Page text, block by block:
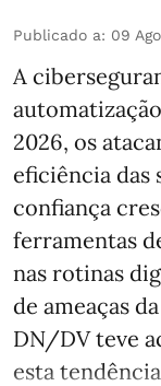
Publicado a: 09
A
2026, os
eficiência das
confiança
ferramentas
nas rotinas
de ameaças
DN/DV teve
esta